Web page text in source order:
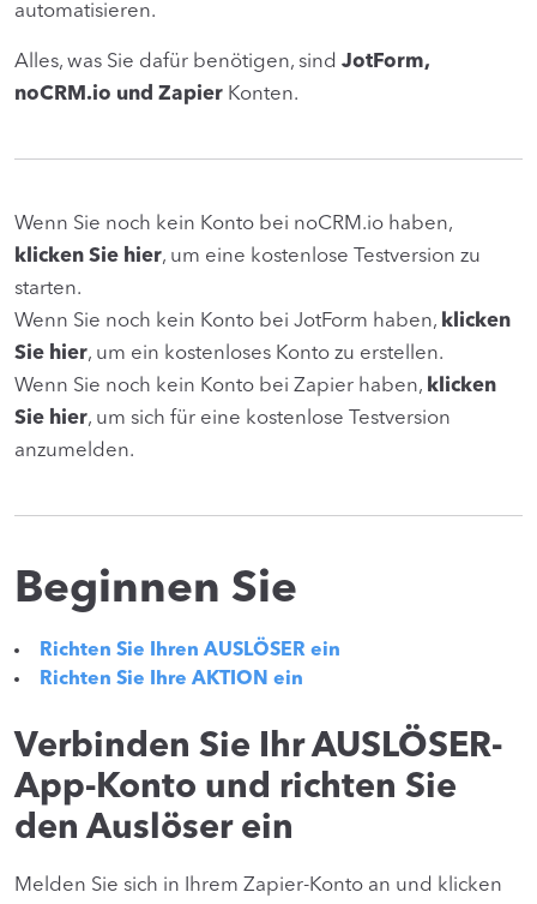
automatisieren.
Alles, was Sie dafür benötigen, sind JotForm,
noCRM.io und Zapier Konten.
Wenn Sie noch kein Konto bei noCRM.io haben,
klicken Sie hier, um eine kostenlose Testversion zu
starten.
Wenn Sie noch kein Konto bei JotForm haben, klicken
Sie hier, um ein kostenloses Konto zu erstellen.
Wenn Sie noch kein Konto bei Zapier haben, klicken
Sie hier, um sich für eine kostenlose Testversion
anzumelden.
Beginnen Sie
Richten Sie Ihren AUSLÖSER ein
Richten Sie Ihre AKTION ein
Verbinden Sie Ihr AUSLÖSER-
App-Konto und richten Sie
den Auslöser ein
Melden Sie sich in Ihrem Zapier-Konto an und klicken